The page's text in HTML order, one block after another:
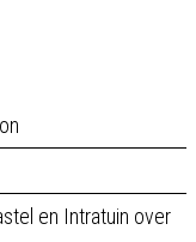
en Intratuin over